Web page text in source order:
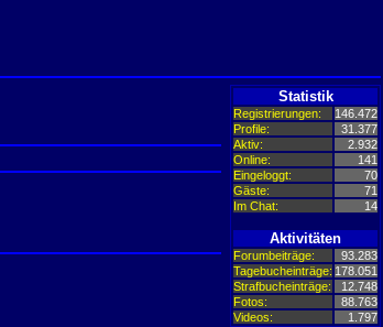
Statistik
Registrierungen:
146.472
Profile:
31.377
Aktiv:
2.932
Online:
141
Eingeloggt:
70
Gäste:
71
Im Chat:
14
Aktivitäten
Forumbeiträge:
93.283
Tagebucheinträge: 178.051
Strafbucheinträge:
12.748
Fotos:
88.763
Videos:
1.797